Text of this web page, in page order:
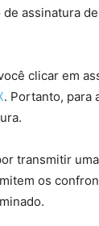
assinatura
clicar em
. Portanto, para
transmitir
os